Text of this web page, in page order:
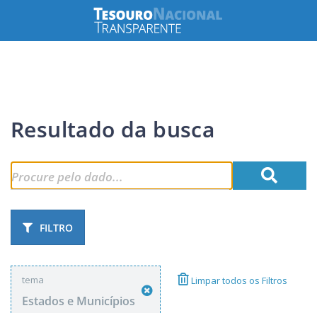
Resultado da busca
FILTRO
tema
Estados e Municípios
Limpar todos os Filtros